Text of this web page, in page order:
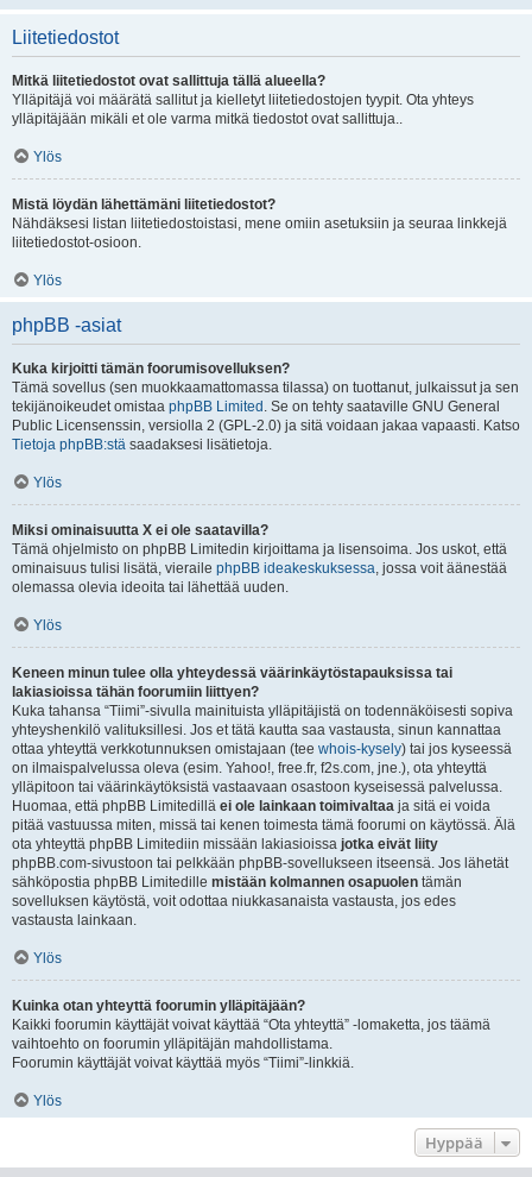
Liitetiedostot
Mitkä liitetiedostot ovat sallittuja tällä alueella?
Ylläpitäjä voi määrätä sallitut ja kielletyt liitetiedostojen tyypit. Ota yhteys
ylläpitäjään mikäli et ole varma mitkä tiedostot ovat sallittuja..
Ylös
Mistä löydän lähettämäni liitetiedostot?
Nähdäksesi listan liitetiedostoistasi, mene omiin asetuksiin ja seuraa linkkejä
liitetiedostot-osioon.
Ylös
phpBB -asiat
Kuka kirjoitti tämän foorumisovelluksen?
Tämä sovellus (sen muokkaamattomassa tilassa) on tuottanut, julkaissut ja sen
tekijänoikeudet omistaa phpBB Limited . Se on tehty saataville GNU General
Public Licensenssin, versiolla 2 (GPL-2.0) ja sitä voidaan jakaa vapaasti. Katso
Tietoja phpBB:stä saadaksesi lisätietoja.
Ylös
Miksi ominaisuutta X ei ole saatavilla?
Tämä ohjelmisto on phpBB Limitedin kirjoittama ja lisensoima. Jos uskot, että
ominaisuus tulisi lisätä, vieraile phpBB ideakeskuksessa, jossa voit äänestää
olemassa olevia ideoita tai lähettää uuden.
Ylös
Keneen minun tulee olla yhteydessä väärinkäytöstapauksissa tai
lakiasioissa tähän foorumiin liittyen?
Kuka tahansa “Tiimi”-sivulla mainituista ylläpitäjistä on todennäköisesti sopiva
yhteyshenkilö valituksillesi. Jos et tätä kautta saa vastausta, sinun kannattaa
ottaa yhteyttä verkkotunnuksen omistajaan (tee whois-kysely) tai jos kyseessä
on ilmaispalvelussa oleva (esim. Yahoo!, free.fr, f2s.com, jne.), ota yhteyttä
ylläpitoon tai väärinkäytöksistä vastaavaan osastoon kyseisessä palvelussa.
Huomaa, että phpBB Limitedillä ei ole lainkaan toimivaltaa ja sitä ei voida
pitää vastuussa miten, missä tai kenen toimesta tämä foorumi on käytössä. Älä
ota yhteyttä phpBB Limitediin missään lakiasioissa jotka eivät liity
phpBB.com-sivustoon tai pelkkään phpBB-sovellukseen itseensä. Jos lähetät
sähköpostia phpBB Limitedille mistään kolmannen osapuolen tämän
sovelluksen käytöstä, voit odottaa niukkasanaista vastausta, jos edes
vastausta lainkaan.
Ylös
Kuinka otan yhteyttä foorumin ylläpitäjään?
Kaikki foorumin käyttäjät voivat käyttää “Ota yhteyttä” -lomaketta, jos täämä
vaihtoehto on foorumin ylläpitäjän mahdollistama.
Foorumin käyttäjät voivat käyttää myös “Tiimi”-linkkiä.
Ylös
Hyppää